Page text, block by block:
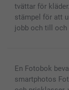
tvättar för
stämpel för att
jobb och till och
En Fotobok
smartphotos